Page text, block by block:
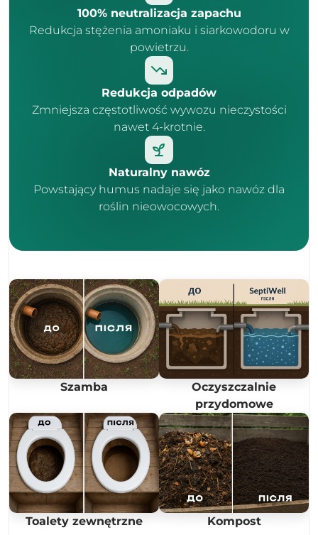
100% neutralizacja zapachu
Redukcja stężenia amoniaku i siarkowodoru w
powietrzu.
Redukcja odpadów
Zmniejsza częstotliwość wywozu nieczystości
nawet 4-krotnie.
Naturalny nawóz
Powstający humus nadaje się jako nawóz dla
roślin nieowocowych.
Szamba
Oczyszczalnie
przydomowe
Toalety zewnętrzne Kompost